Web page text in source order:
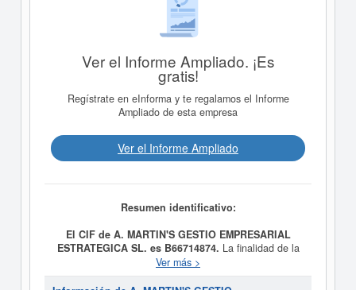
Ver el Informe Ampliado. ¡Es
gratis!
Regístrate en eInforma y te regalamos el Informe
Ampliado de esta empresa
Ver el Informe Ampliado
Resumen identificativo:
El CIF de A. MARTIN'S GESTIO EMPRESARIAL
ESTRATEGICA SL. es B66714874. La finalidad de la
A. MARTIN'S GESTIO EMPRESARIAL
ESTRATEGICA SL.es ACTIVIDADES DE LAS
Ver más >